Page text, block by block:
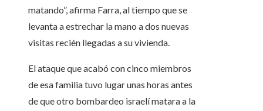
matando”, afirma Farra, al tiempo que se
levanta a estrechar la mano a dos nuevas
visitas recién llegadas a su vivienda.
El ataque que acabó con cinco miembros
de esa familia tuvo lugar unas horas antes
de que otro bombardeo israelí matara a la